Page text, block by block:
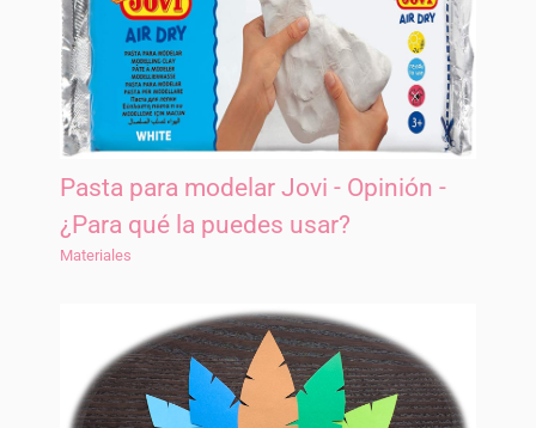
Pasta para modelar Jovi - Opinión -
¿Para qué la puedes usar?
Materiales